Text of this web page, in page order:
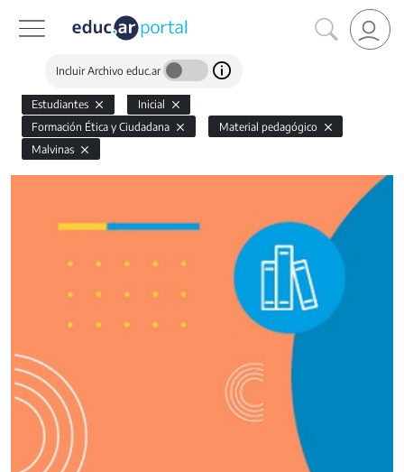
Incluir Archivo educ.ar
Estudiantes
Inicial
Formación Ética y Ciudadana
Material pedagógico
Malvinas